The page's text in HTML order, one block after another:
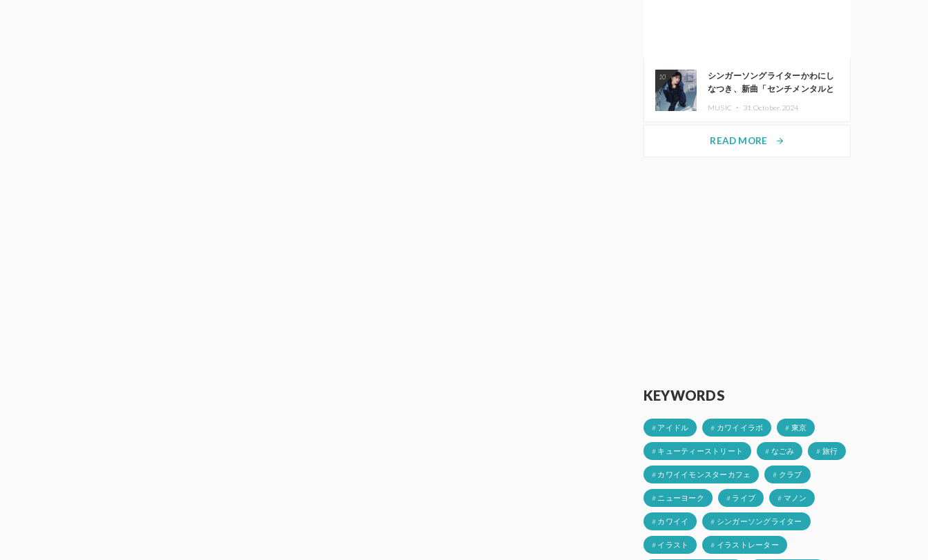
10
シンガーソングライターかわにし
なつき、新曲「センチメンタルと
MUSIC ・ 31.October.2024
READ MORE arrow_forward
KEYWORDS
# アイドル # カワイイラボ # 東京
# キューティーストリート # なごみ # 旅行
# カワイイモンスターカフェ # クラブ
# ニューヨーク # ライブ # マノン
# カワイイ # シンガーソングライター
# イラスト # イラストレーター